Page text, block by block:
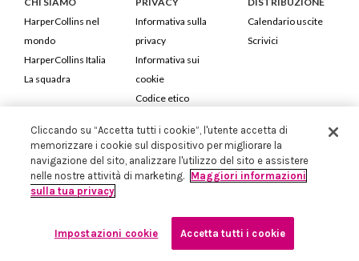
HarperCollins nel
mondo
HarperCollins Italia
La squadra
Informativa sulla
privacy
Informativa sui
cookie
Codice etico
Calendario uscite
Scrivici
HarperCollins Italia S.p.A. Viale Monte Nero, 84 - 20135 Milano
Cod. Fiscale e P.IVA 05946780151 - Capitale Sociale 258.250 €
Iscritta in Milano al Registro delle imprese nr.198004 e REA nr.1051898
Cliccando su “Accetta tutti i cookie”, l'utente accetta di
memorizzare i cookie sul dispositivo per migliorare la
navigazione del sito, analizzare l'utilizzo del sito e assistere
nelle nostre attività di marketing. Maggiori informazioni
sulla tua privacy
Impostazioni cookie Accetta tutti i cookie